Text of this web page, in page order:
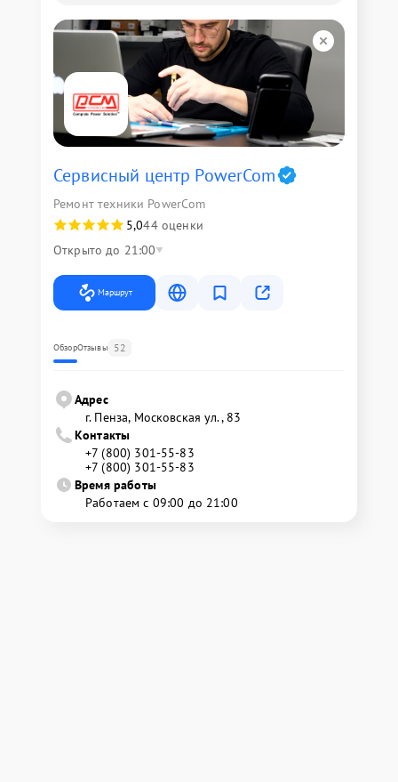
Сервисный центр PowerCom
Ремонт техники PowerCom
5,044 оценки
Открыто до 21:00
Маршрут
ОбзорОтзывы 52
Адрес
г. Пенза, Московская ул., 83
Контакты
+7 (800) 301-55-83
+7 (800) 301-55-83
Время работы
Работаем с 09:00 до 21:00